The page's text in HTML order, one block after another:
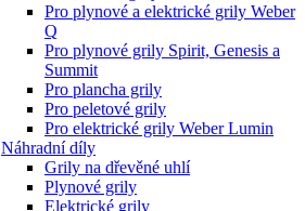
Pro plynové a elektrické grily Weber
Q
Pro plynové grily Spirit, Genesis a
Summit
Pro plancha grily
Pro peletové grily
Pro elektrické grily Weber Lumin
Náhradní díly
Grily na dřevěné uhlí
Plynové grily
Elektrické grily